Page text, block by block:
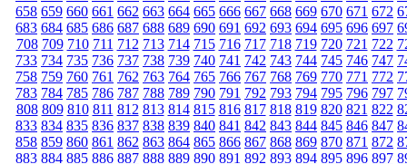
658 659 660 661 662 663 664 665 666 667 668 669 670 671 672
683 684 685 686 687 688 689 690 691 692 693 694 695 696 697
708 709 710 711 712 713 714 715 716 717 718 719 720 721 722
733 734 735 736 737 738 739 740 741 742 743 744 745 746 747
758 759 760 761 762 763 764 765 766 767 768 769 770 771 772
783 784 785 786 787 788 789 790 791 792 793 794 795 796 797
808 809 810 811 812 813 814 815 816 817 818 819 820 821 822
833 834 835 836 837 838 839 840 841 842 843 844 845 846 847
858 859 860 861 862 863 864 865 866 867 868 869 870 871 872
883 884 885 886 887 888 889 890 891 892 893 894 895 896 897